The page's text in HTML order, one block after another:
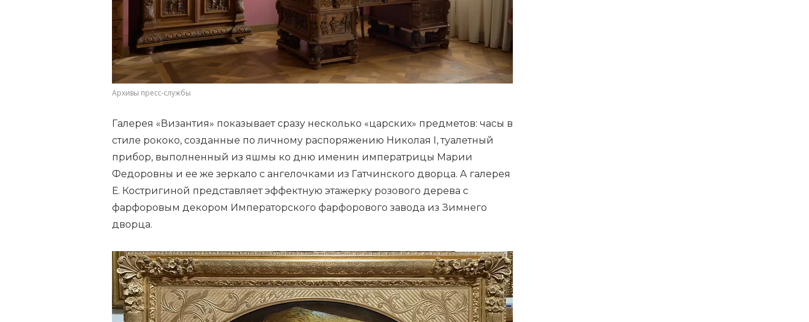
Архивы пресс-службы
Галерея «Византия» показывает сразу несколько «царских» предметов: часы в
стиле рококо, созданные по личному распоряжению Николая I, туалетный
прибор, выполненный из яшмы ко дню именин императрицы Марии
Федоровны и ее же зеркало с ангелочками из Гатчинского дворца. А галерея
Е. Костригиной представляет эффектную этажерку розового дерева с
фарфоровым декором Императорского фарфорового завода из Зимнего
дворца.